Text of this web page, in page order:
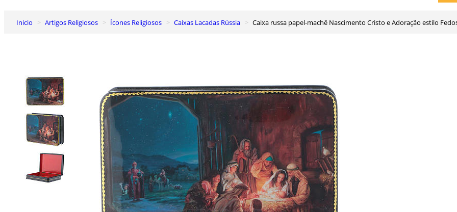
Inicio Artigos Religiosos Ícones Religiosos Caixas Lacadas Rússia Caixa russa papel-machê Nascimento Cristo e Adoração estilo